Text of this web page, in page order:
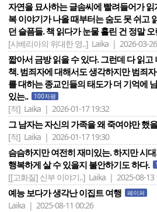
자연을 묘사하는 글솜씨에 빨려들어가
복 이야기가 나올 때부터는 숨도 못 쉬고
던 슬픔들. 책 읽다가 눈물 흘린 건 정말
[시베리아의 위대한 영..] Laika | 2026-03-
짧아서 금방 읽을 수 있다. 그런데 다 읽
책. 범죄자에 대해서도 생각하지만 범죄
를 대하는 종교인들의 태도가 더 기억에
있는..
100자평
[적] Laika | 2026-01-17 19:32
그 남자는 자신의 가족을 왜 죽여야만 했
[적] Laika | 2026-01-17 19:30
슴슴하지만 여전히 재미있는. 하지만 시
행복하게 살 수 있을지 불안하기도 하다.
[[고화질] 신부 이야기..] Laika | 2025-08-13
예능 보다가 생각난 이집트 여행 페이퍼
Laika | 2025-08-11 00:26